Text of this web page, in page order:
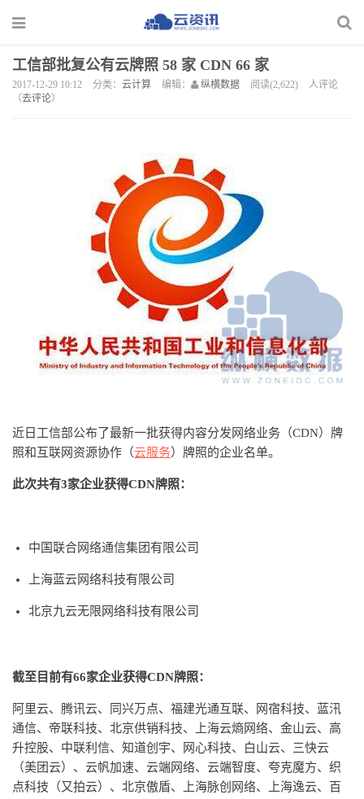
工信部批复公有云牌照 58 家 CDN 66 家
2017-12-29 10:12 分类： 云计算 编辑： 纵横数据 阅读(2,622)
人评论
（去评论）
近日 工信部公布了最新一批获得内容分发网络业务（CDN）牌
照和互联网资源协作（云服务）牌照的企业名单。
此次共有3家企业获得CDN牌照：
中国联合网络通信集团有限公司
上海蓝云网络科技有限公司
北京九云无限网络科技有限公司
截至目前有66家企业获得CDN牌照：
阿里云、腾讯云、同兴万点、福建光通互联、网宿科技、蓝汛
通信、帝联科技、北京供销科技、上海云熵网络、金山云、高
升控股、中联利信、知道创宇、网心科技、白山云、三快云
（美团云）、云帆加速、云端网络、云端智度、夸克魔方、织
点科技（又拍云）、北京傲盾、上海脉创网络、上海逸云、百